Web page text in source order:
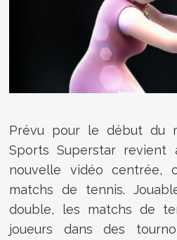
Prévu pour le début du
Sports Superstar revient
nouvelle vidéo centrée,
matchs de tennis.
double, les matchs de
joueurs dans des